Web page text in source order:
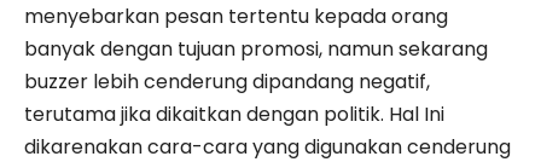
menyebarkan pesan tertentu kepada orang
banyak dengan tujuan promosi, namun sekarang
buzzer lebih cenderung dipandang negatif,
terutama jika dikaitkan dengan politik. Hal Ini
dikarenakan cara-cara yang digunakan cenderung